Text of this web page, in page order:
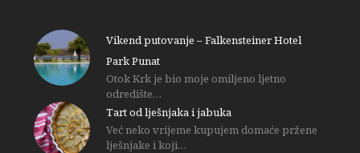
Vikend putovanje – Falkensteiner Hotel
Park Punat
Otok Krk je bio moje omiljeno ljetno
odredište…
Tart od lješnjaka i jabuka
Već neko vrijeme kupujem domaće pržene
lješnjake i koji…